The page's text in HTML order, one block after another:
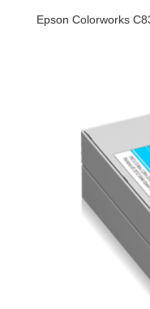
Epson Colorworks